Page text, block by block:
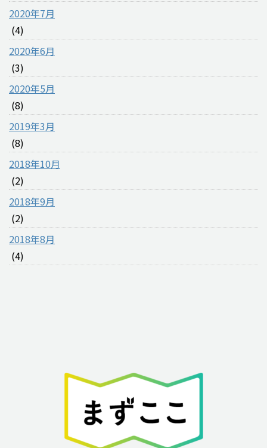
2020年7月
(4)
2020年6月
(3)
2020年5月
(8)
2019年3月
(8)
2018年10月
(2)
2018年9月
(2)
2018年8月
(4)